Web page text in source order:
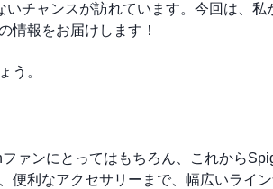
いチャンスが訪れています。今回は、私
情報をお届けします！
う。
ァンにとってはもちろん、これから
利なアクセサリーまで、幅広いライン